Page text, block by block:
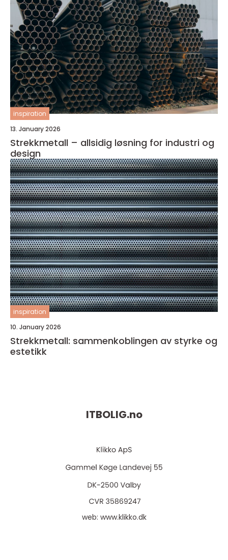
inspiration
13. January 2026
Strekkmetall – allsidig løsning for industri og
design
inspiration
10. January 2026
Strekkmetall: sammenkoblingen av styrke og
estetikk
ITBOLIG.no
web: www.klikko.dk